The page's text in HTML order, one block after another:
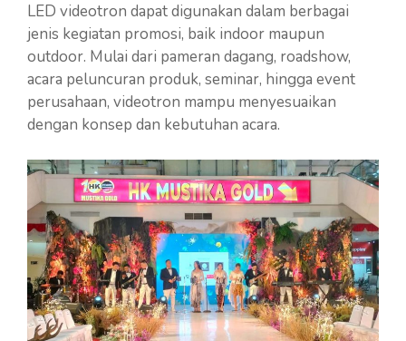
LED videotron dapat digunakan dalam berbagai
jenis kegiatan promosi, baik indoor maupun
outdoor. Mulai dari pameran dagang, roadshow,
acara peluncuran produk, seminar, hingga event
perusahaan, videotron mampu menyesuaikan
dengan konsep dan kebutuhan acara.